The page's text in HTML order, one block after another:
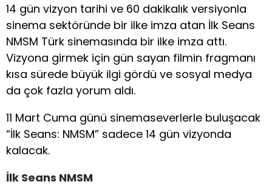
14 gün vizyon tarihi ve 60 dakikalık versiyonla
sinema sektöründe bir ilke imza atan İlk Seans
NMSM Türk sinemasında bir ilke imza attı.
Vizyona girmek için gün sayan filmin fragmanı
kısa sürede büyük ilgi gördü ve sosyal medya
da çok fazla yorum aldı.
11 Mart Cuma günü sinemaseverlerle buluşacak
“İlk Seans: NMSM” sadece 14 gün vizyonda
kalacak.
İlk Seans NMSM